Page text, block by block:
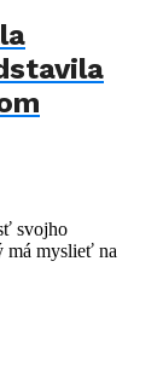
svojho
má myslieť na